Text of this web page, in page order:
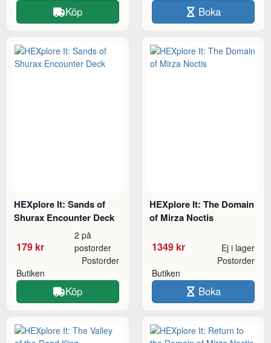
Köp Boka
HEXplore It: Sands of
Shurax Encounter Deck
179 kr
2 på
postorder
Butiken
Postorder
Köp
HEXplore It: The Domain
of Mirza Noctis
1349 kr Ej i lager
Butiken
Postorder
Boka